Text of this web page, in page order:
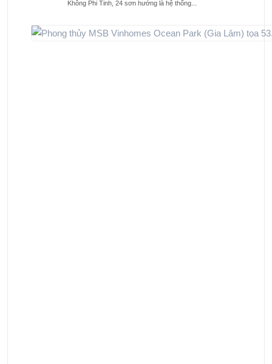
Không Phi Tinh, 24 sơn hướng là hệ thống...